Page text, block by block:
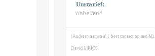
Uurtarief:
onbekend
| Anderen namen al 1 keer contact op met Mr.
David MRICS